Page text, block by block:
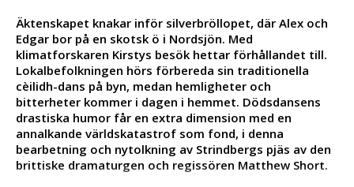
Äktenskapet knakar inför silverbröllopet, där Alex och
Edgar bor på en skotsk ö i Nordsjön. Med
klimatforskaren Kirstys besök hettar förhållandet till.
Lokalbefolkningen hörs förbereda sin traditionella
cèilidh-dans på byn, medan hemligheter och
bitterheter kommer i dagen i hemmet. Dödsdansens
drastiska humor får en extra dimension med en
annalkande världskatastrof som fond, i denna
bearbetning och nytolkning av Strindbergs pjäs av den
brittiske dramaturgen och regissören Matthew Short.